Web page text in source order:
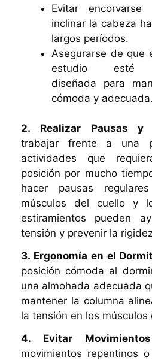
Evitar
inclinar la cabeza
largos períodos.
Asegurarse de que
estudio esté
diseñada para
cómoda y adecuada.
2. Realizar Pausas y
trabajar frente a una
actividades que
posición por mucho
hacer pausas
músculos del cuello y
estiramientos pueden
tensión y prevenir la
3. Ergonomía en el
posición cómoda al
una almohada adecuada
mantener la columna
la tensión en los músculos
4. Evitar
movimientos repentinos